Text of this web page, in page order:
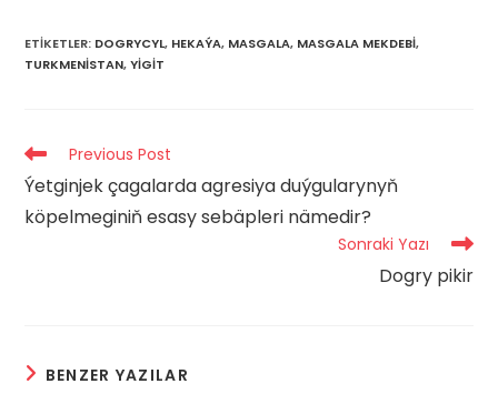
ETIKETLER: DOGRYCYL, HEKAÝA, MASGALA, MASGALA MEKDEBI,
TURKMENISTAN, YIGIT
Read
more
articles
Previous Post
Ýetginjek çagalarda agresiya duýgularynyň
köpelmeginiň esasy sebäpleri nämedir?
Sonraki Yazı
Dogry pikir
BENZER YAZILAR